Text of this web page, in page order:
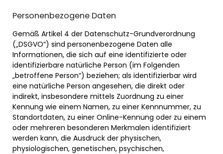
Personenbezogene Daten
Gemäß Artikel 4 der Datenschutz-Grundverordnung
(„DSGVO“) sind personenbezogene Daten alle
Informationen, die sich auf eine identifizierte oder
identifizierbare natürliche Person (im Folgenden
„betroffene Person“) beziehen; als identifizierbar wird
eine natürliche Person angesehen, die direkt oder
indirekt, insbesondere mittels Zuordnung zu einer
Kennung wie einem Namen, zu einer Kennnummer, zu
Standortdaten, zu einer Online-Kennung oder zu einem
oder mehreren besonderen Merkmalen identifiziert
werden kann, die Ausdruck der physischen,
physiologischen, genetischen, psychischen,